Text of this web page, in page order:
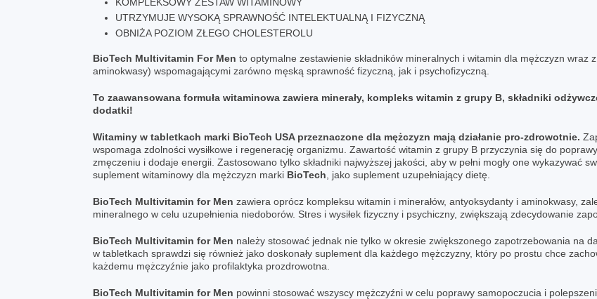
UTRZYMUJE WYSOKĄ SPRAWNOŚĆ INTELEKTUALNĄ I FIZYCZNĄ
OBNIŻA POZIOM ZŁEGO CHOLESTEROLU
BioTech Multivitamin For Men to optymalne zestawienie składników mineralnych i witamin dla mężczyzn wraz
aminokwasy) wspomagającymi zarówno męską sprawność fizyczną, jak i psychofizyczną.
To zaawansowana formuła witaminowa zawiera minerały, kompleks witamin z grupy B, składniki
dodatki!
Witaminy w tabletkach marki BioTech USA przeznaczone dla mężczyzn mają działanie pro-zdrowotnie.
wspomaga zdolności wysiłkowe i regenerację organizmu. Zawartość witamin z grupy B przyczynia się do
zmęczeniu i dodaje energii. Zastosowano tylko składniki najwyższej jakości, aby w pełni mogły one wykazywać
suplement witaminowy dla mężczyzn marki BioTech , jako suplement uzupełniający dietę.
BioTech Multivitamin for Men zawiera oprócz kompleksu witamin i minerałów, antyoksydanty i aminokwasy,
mineralnego w celu uzupełnienia niedoborów. Stres i wysiłek fizyczny i psychiczny, zwiększają zdecydowanie
BioTech Multivitamin for Men należy stosować jednak nie tylko w okresie zwiększonego zapotrzebowania na
w tabletkach sprawdzi się również jako doskonały suplement dla każdego mężczyzny, który po prostu chce
każdemu mężczyźnie jako profilaktyka prozdrowotna.
BioTech Multivitamin for Men powinni stosować wszyscy mężczyźni w celu poprawy samopoczucia i